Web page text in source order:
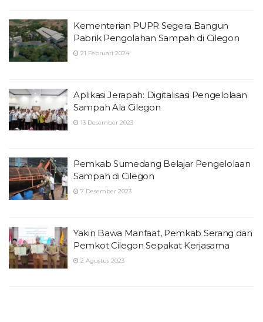
Kementerian PUPR Segera Bangun
Pabrik Pengolahan Sampah di Cilegon
21 Februari 2024
Aplikasi Jerapah: Digitalisasi Pengelolaan
Sampah Ala Cilegon
13 Desember 2023
Pemkab Sumedang Belajar Pengelolaan
Sampah di Cilegon
7 Desember 2023
Yakin Bawa Manfaat, Pemkab Serang dan
Pemkot Cilegon Sepakat Kerjasama
2 Agustus 2023